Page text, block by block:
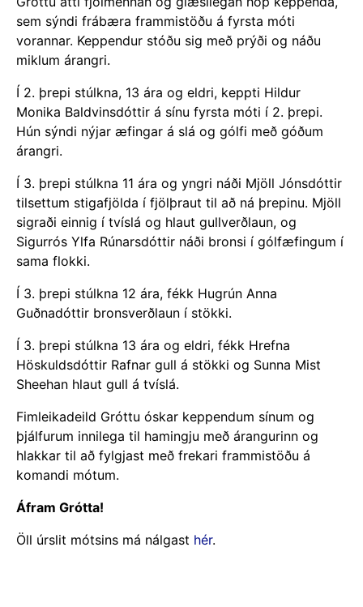
Í 3. þrepi stúlkna 13 ára og eldri, fékk Hrefna
Höskuldsdóttir Rafnar gull á stökki og Sunna Mist
Sheehan hlaut gull á tvíslá.
Fimleikadeild Gróttu óskar keppendum sínum og
þjálfurum innilega til hamingju með árangurinn og
hlakkar til að fylgjast með frekari frammistöðu á
komandi mótum.
Áfram Grótta!
Öll úrslit mótsins má nálgasthér.
Frísk í Gróttu – Heilsuefling
fyrir 65 ára og eldri
Kynningarfundur ​​á nýju hreyfingarúrræði fyrir íbúa 65
fram í hátíðarsal Gróttu miðvikudaginn 19.febrúar